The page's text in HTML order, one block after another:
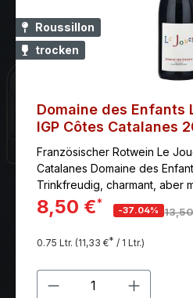
Roussillon
trocken
Domaine des Enfants
IGP Côtes Catalanes
Französischer Rotwein Le
Catalanes Domaine des
Trinkfreudig, charmant, aber
Komplexität
8,50 €*
-37.04%
0.75 Ltr. (11,33 €* / 1 Ltr.)
Produkt Anzahl: